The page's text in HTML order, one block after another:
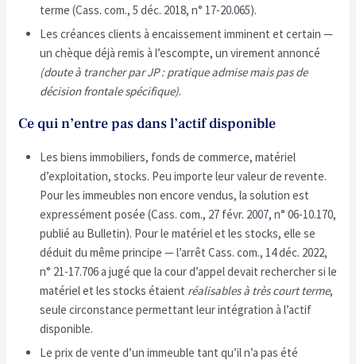
terme (Cass. com., 5 déc. 2018, n° 17-20.065).
Les créances clients à encaissement imminent et certain —
un chèque déjà remis à l’escompte, un virement annoncé
(doute à trancher par JP : pratique admise mais pas de
décision frontale spécifique).
Ce qui n’entre pas dans l’actif disponible
Les biens immobiliers, fonds de commerce, matériel
d’exploitation, stocks. Peu importe leur valeur de revente.
Pour les immeubles non encore vendus, la solution est
expressément posée (Cass. com., 27 févr. 2007, n° 06-10.170,
publié au Bulletin). Pour le matériel et les stocks, elle se
déduit du même principe — l’arrêt Cass. com., 14 déc. 2022,
n° 21-17.706 a jugé que la cour d’appel devait rechercher si le
matériel et les stocks étaient réalisables à très court terme,
seule circonstance permettant leur intégration à l’actif
disponible.
Le prix de vente d’un immeuble tant qu’il n’a pas été